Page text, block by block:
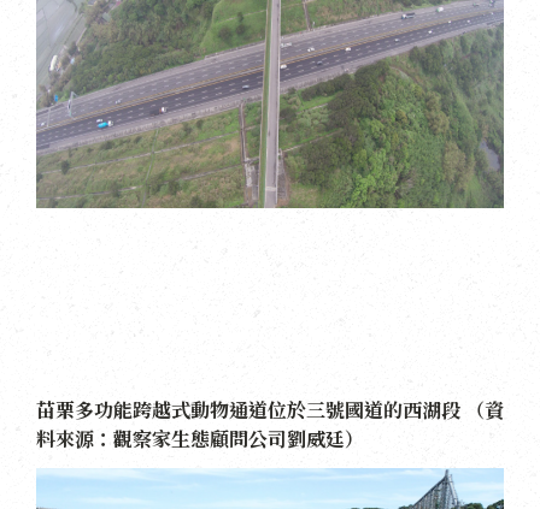
苗栗多功能跨越式動物通道位於三號國道的西湖段 （資
料來源：觀察家生態顧問公司劉威廷）